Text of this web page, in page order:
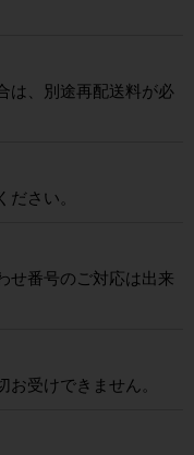
は、別途再配送料が必
さい。
せ番号のご対応は出来
受けできません。